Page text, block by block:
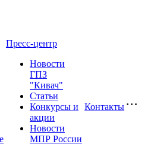
Пресс-центр
Новости
ГПЗ
"Кивач"
Статьи
Конкурсы и
акции
Новости
МПР России
Контакты